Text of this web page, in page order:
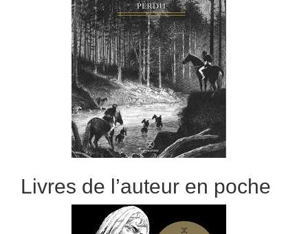
Livres de l’auteur en poche